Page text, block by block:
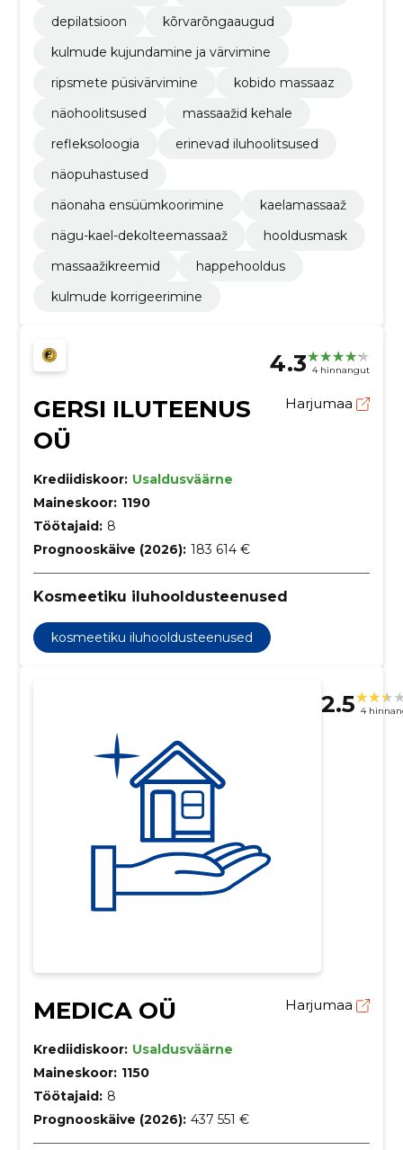
depilatsioon
kõrvarõngaaugud
kulmude kujundamine ja värvimine
ripsmete püsivärvimine
kobido massaaz
näohoolitsused
massaažid kehale
refleksoloogia
erinevad iluhoolitsused
näopuhastused
näonaha ensüümkoorimine
kaelamassaaž
nägu-kael-dekolteemassaaž
hooldusmask
massaažikreemid
happehooldus
kulmude korrigeerimine
4.3 4 hinnangut
GERSI ILUTEENUS
OÜ
Harjumaa
Krediidiskoor: Usaldusväärne
Maineskoor: 1190
Töötajaid: 8
Prognooskäive (2026): 183 614 €
Kosmeetiku iluhooldusteenused
kosmeetiku iluhooldusteenused
2.5 4
MEDICA OÜ Harjumaa
Krediidiskoor: Usaldusväärne
Maineskoor: 1150
Töötajaid: 8
Prognooskäive (2026): 437 551 €